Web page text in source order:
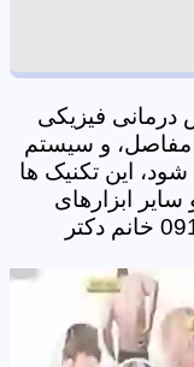
درمانی فیزیکی
مفاصل، و سیستم
این تکنیک ها
ابزارهای
فیزیک درمانی می شود. 09106210197 خانم دکتر